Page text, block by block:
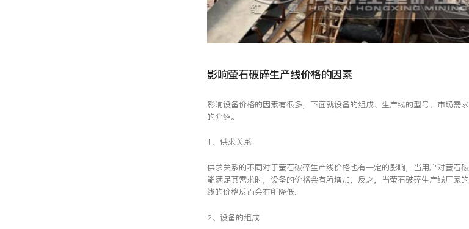
影响萤石破碎生产线价格的因素
影响设备价格的因素有很多，下面就设备的组成、生产线的型号、市场需
的介绍。
1、供求关系
供求关系的不同对于萤石破碎生产线价格也有一定的影响，当用户对萤石
能满足其需求时，设备的价格会有所增加，反之，当萤石破碎生产线厂家
线的价格反而会有所降低。
2、设备的组成